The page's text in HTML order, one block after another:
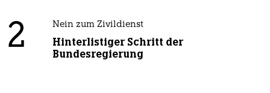
2 Nein zum Zivildienst
Hinterlistiger Schritt der
Bundesregierung